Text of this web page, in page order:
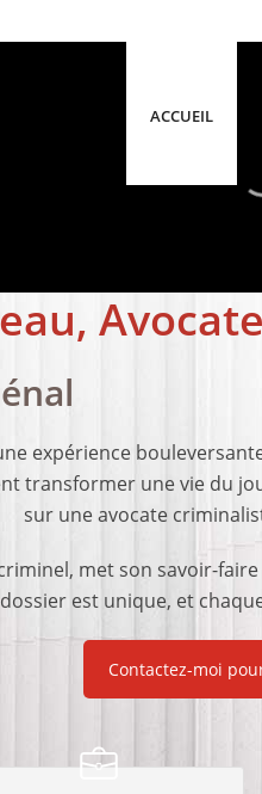
ACCUEIL
expérience
transformer une vie du
sur une avocate
met son savoir-
est unique, et
Contactez-moi